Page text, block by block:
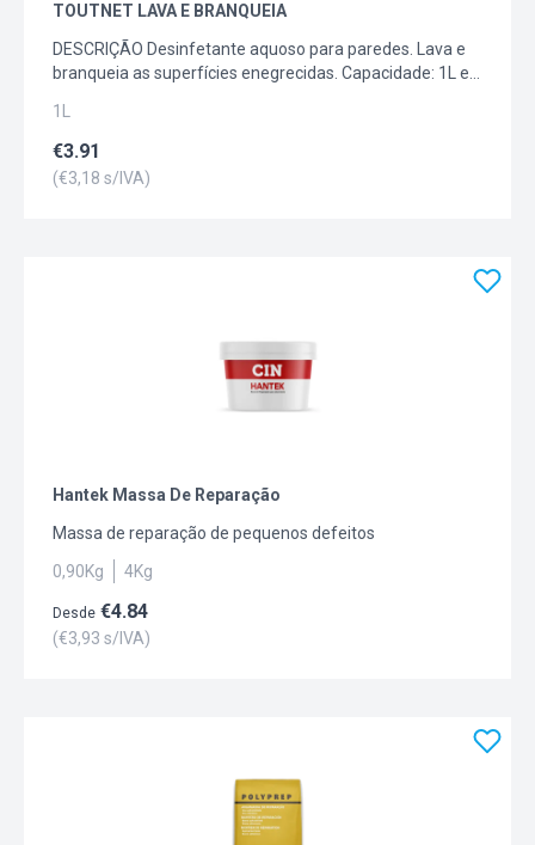
TOUTNET LAVA E BRANQUEIA
DESCRIÇÃO Desinfetante aquoso para paredes. Lava e
branqueia as superfícies enegrecidas. Capacidade: 1L e
1L
€3.91
(€3,18 s/IVA)
Hantek Massa De Reparação
Massa de reparação de pequenos defeitos
0,90Kg
4Kg
Desde €4.84
(€3,93 s/IVA)